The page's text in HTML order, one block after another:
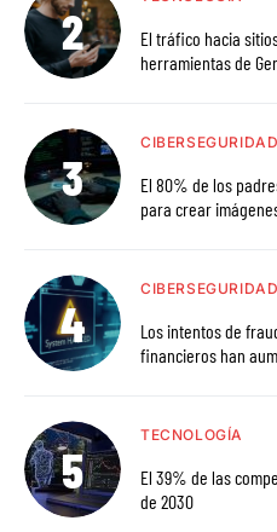
El tráfico hacia
herramientas de
CIBERSEGURIDAD
El 80% de los
para crear
CIBERSEGURIDAD
Los intentos de
financieros han
TECNOLOGÍA
El 39% de las
de 2030